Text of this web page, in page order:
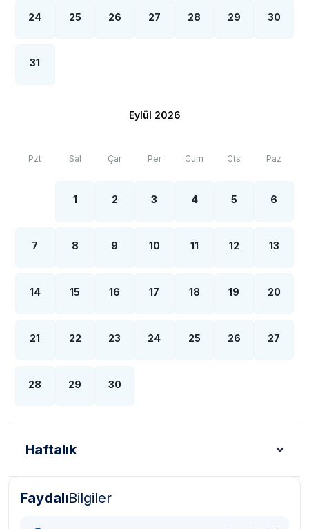
24 25 26 27 28 29 30
31
Eylül 2026
Pzt Sal Çar Per Cum Cts Paz
1 2 3 4 5 6
7 8 9 10 11 12 13
14 15 16 17 18 19 20
21 22 23 24 25 26 27
28 29 30
Haftalık
Türk Lirası - TL
FaydalıBilgiler